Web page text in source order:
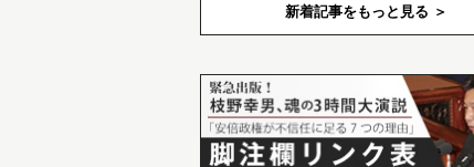
新着記事をもっと見る